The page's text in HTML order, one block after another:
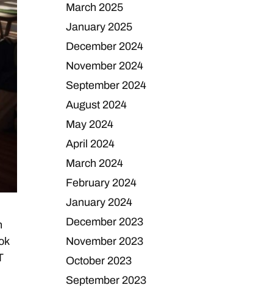
March 2025
January 2025
December 2024
November 2024
September 2024
August 2024
May 2024
April 2024
March 2024
February 2024
January 2024
December 2023
November 2023
October 2023
September 2023